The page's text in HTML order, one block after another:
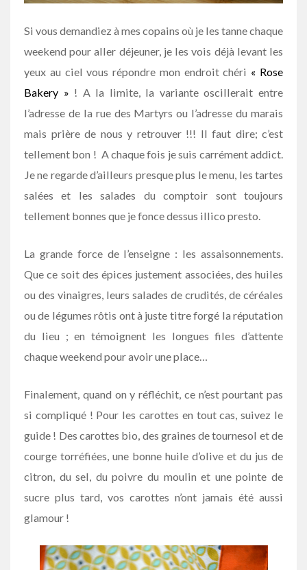
Si vous demandiez à mes copains où je les tanne chaque
weekend pour aller déjeuner, je les vois déjà levant les
yeux au ciel vous répondre mon endroit chéri « Rose
Bakery » ! A la limite, la variante oscillerait entre
l’adresse de la rue des Martyrs ou l’adresse du marais
mais prière de nous y retrouver !!! Il faut dire; c’est
tellement bon ! A chaque fois je suis carrément addict.
Je ne regarde d’ailleurs presque plus le menu, les tartes
salées et les salades du comptoir sont toujours
tellement bonnes que je fonce dessus illico presto.
La grande force de l’enseigne : les assaisonnements.
Que ce soit des épices justement associées, des huiles
ou des vinaigres, leurs salades de crudités, de céréales
ou de légumes rôtis ont à juste titre forgé la réputation
du lieu ; en témoignent les longues files d’attente
chaque weekend pour avoir une place…
Finalement, quand on y réfléchit, ce n’est pourtant pas
si compliqué ! Pour les carottes en tout cas, suivez le
guide ! Des carottes bio, des graines de tournesol et de
courge torréfiées, une bonne huile d’olive et du jus de
citron, du sel, du poivre du moulin et une pointe de
sucre plus tard, vos carottes n’ont jamais été aussi
glamour !